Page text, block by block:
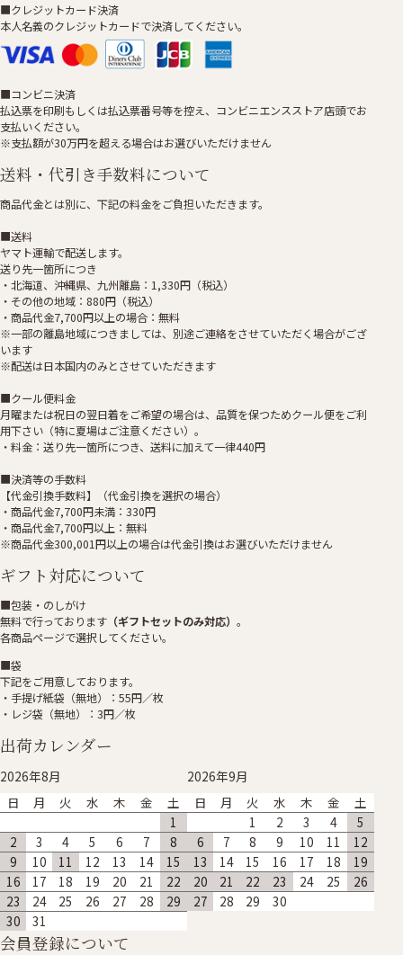
■クレジットカード決済
本人名義のクレジットカードで決済してください。
■コンビニ決済
払込票を印刷もしくは払込票番号等を控え、コンビニエンスストア店頭でお
支払いください。
※支払額が30万円を超える場合はお選びいただけません
送料・代引き手数料について
商品代金とは別に、下記の料金をご負担いただきます。
■送料
ヤマト運輸で配送します。
送り先一箇所につき
・北海道、沖縄県、九州離島：1,330円（税込）
・その他の地域：880円（税込）
・商品代金7,700円以上の場合：無料
※一部の離島地域につきましては、別途ご連絡をさせていただく場合がござ
います
※配送は日本国内のみとさせていただきます
■クール便料金
月曜または祝日の翌日着をご希望の場合は、品質を保つためクール便をご利
用下さい（特に夏場はご注意ください）。
・料金：送り先一箇所につき、送料に加えて一律440円
■決済等の手数料
【代金引換手数料】（代金引換を選択の場合）
・商品代金7,700円未満：330円
・商品代金7,700円以上：無料
※商品代金300,001円以上の場合は代金引換はお選びいただけません
ギフト対応について
■包装・のしがけ
無料で行っております （ギフトセットのみ対応） 。
各商品ページで選択してください。
■袋
下記をご用意しております。
・手提げ紙袋（無地）：55円／枚
・レジ袋（無地）：3円／枚
出荷カレンダー
2026年8月
日
月 火 水 木 金
土
1
2
3 4 5 6 7
8
9
10 11 12 13 14
15
16
17 18 19 20 21
22
23
24 25 26 27 28
29
30
31
2026年9月
日
月 火 水 木 金
土
1
2 3 4
5
6
7 8 9 10 11
12
13
14 15 16 17 18
19
20
21 22 23 24 25
26
27
28 29 30
会員登録について